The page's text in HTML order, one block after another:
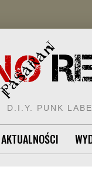
D.I.Y. PUNK
AKTUALNOŚCI